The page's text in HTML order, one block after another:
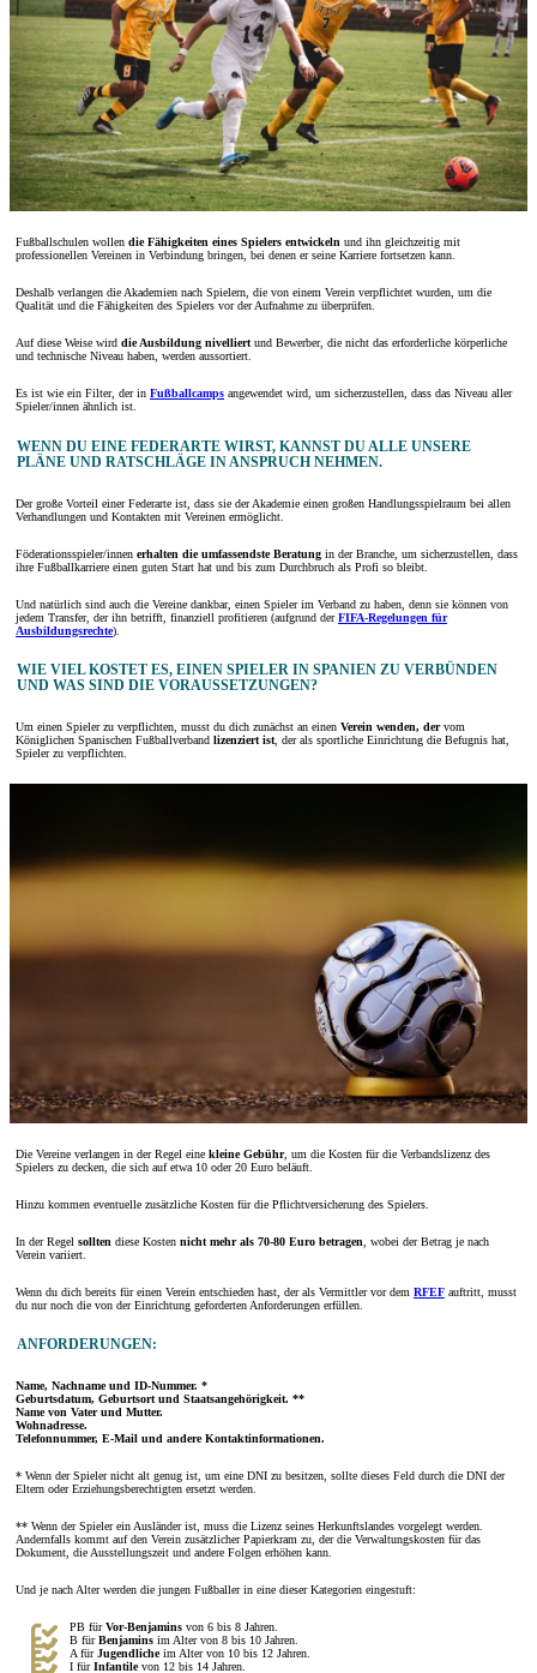
Fußballschulen wollen die Fähigkeiten eines Spielers entwickeln und ihn gleichzeitig mit
professionellen Vereinen in Verbindung bringen, bei denen er seine Karriere fortsetzen kann.
Deshalb verlangen die Akademien nach Spielern, die von einem Verein verpflichtet wurden, um die
Qualität und die Fähigkeiten des Spielers vor der Aufnahme zu überprüfen.
Auf diese Weise wird die Ausbildung nivelliert und Bewerber, die nicht das erforderliche körperliche
und technische Niveau haben, werden aussortiert.
Es ist wie ein Filter, der in Fußballcamps angewendet wird, um sicherzustellen, dass das Niveau aller
Spieler/innen ähnlich ist.
WENN DU EINE FEDERARTE WIRST, KANNST DU ALLE UNSERE
PLÄNE UND RATSCHLÄGE IN ANSPRUCH NEHMEN.
Der große Vorteil einer Federarte ist, dass sie der Akademie einen großen Handlungsspielraum bei allen
Verhandlungen und Kontakten mit Vereinen ermöglicht.
Föderationsspieler/innen erhalten die umfassendste Beratung in der Branche, um sicherzustellen, dass
ihre Fußballkarriere einen guten Start hat und bis zum Durchbruch als Profi so bleibt.
Und natürlich sind auch die Vereine dankbar, einen Spieler im Verband zu haben, denn sie können von
jedem Transfer, der ihn betrifft, finanziell profitieren (aufgrund derFIFA-Regelungen für
Ausbildungsrechte).
WIE VIEL KOSTET ES, EINEN SPIELER IN SPANIEN ZU VERBÜNDEN
UND WAS SIND DIE VORAUSSETZUNGEN?
Um einen Spieler zu verpflichten, musst du dich zunächst an einen Verein wenden, dervom
Königlichen Spanischen Fußballverband lizenziert ist , der als sportliche Einrichtung die Befugnis hat,
Spieler zu verpflichten.
Die Vereine verlangen in der Regel eine kleine Gebühr, um die Kosten für die Verbandslizenz des
Spielers zu decken, die sich auf etwa 10 oder 20 Euro beläuft.
Hinzu kommen eventuelle zusätzliche Kosten für die Pflichtversicherung des Spielers.
In der Regel sollten diese Kosten nicht mehr als 70-80 Euro betragen , wobei der Betrag je nach
Verein variiert.
Wenn du dich bereits für einen Verein entschieden hast, der als Vermittler vor dem RFEF auftritt, musst
du nur noch die von der Einrichtung geforderten Anforderungen erfüllen.
ANFORDERUNGEN:
Name, Nachname und ID-Nummer. *
Geburtsdatum, Geburtsort und Staatsangehörigkeit. **
Name von Vater und Mutter.
Wohnadresse.
Telefonnummer, E-Mail und andere Kontaktinformationen.
* Wenn der Spieler nicht alt genug ist, um eine DNI zu besitzen, sollte dieses Feld durch die DNI der
Eltern oder Erziehungsberechtigten ersetzt werden.
** Wenn der Spieler ein Ausländer ist, muss die Lizenz seines Herkunftslandes vorgelegt werden.
Andernfalls kommt auf den Verein zusätzlicher Papierkram zu, der die Verwaltungskosten für das
Dokument, die Ausstellungszeit und andere Folgen erhöhen kann.
Und je nach Alter werden die jungen Fußballer in eine dieser Kategorien eingestuft:
PB fürVor-Benjamins von 6 bis 8 Jahren.
B fürBenjamins im Alter von 8 bis 10 Jahren.
A fürJugendlicheim Alter von 10 bis 12 Jahren.
I fürInfantilevon 12 bis 14 Jahren.